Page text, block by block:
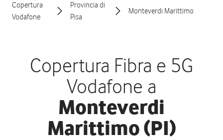
Copertura
Vodafone
Provincia di
Pisa
Monteverdi Marittimo
Copertura Fibra e 5G
Vodafone a
Monteverdi
Marittimo (PI)